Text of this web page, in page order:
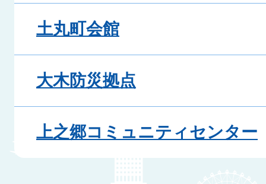
土丸町会館
大木防災拠点
上之郷コミュニティセンター